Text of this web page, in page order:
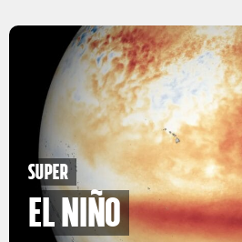
Super
El Niño